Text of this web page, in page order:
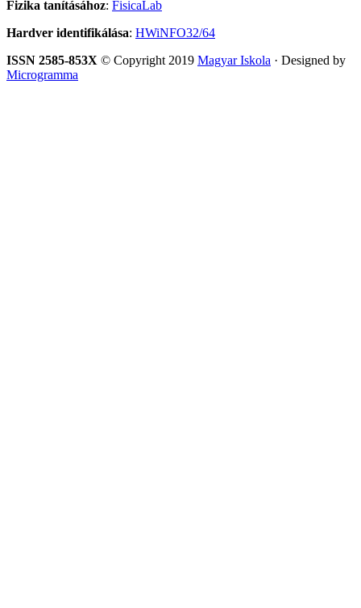
Fizika tanításához: FisicaLab
Hardver identifikálása: HWiNFO32/64
ISSN 2585-853X © Copyright 2019 Magyar Iskola · Designed by
Microgramma